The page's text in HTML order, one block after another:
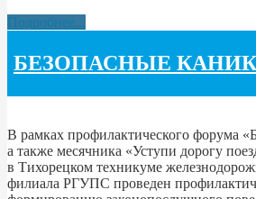
Подробнее...
БЕЗОПАСНЫЕ
В рамках профилактического форума
а также месячника «Уступи дорогу
в Тихорецком техникуме
филиала РГУПС проведен